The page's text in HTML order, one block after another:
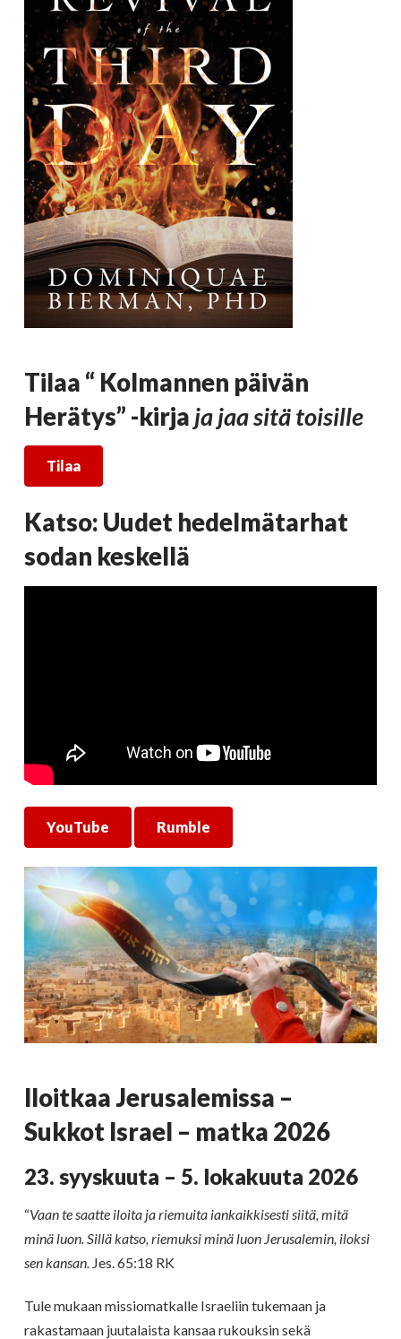
Tilaa “ Kolmannen päivän
Herätys” -kirja ja jaa sitä toisille
Tilaa
Katso: Uudet hedelmätarhat
sodan keskellä
YouTube Rumble
Iloitkaa Jerusalemissa –
Sukkot Israel – matka 2026
23. syyskuuta – 5. lokakuuta 2026
“Vaan te saatte iloita ja riemuita iankaikkisesti siitä, mitä
minä luon. Sillä katso, riemuksi minä luon Jerusalemin, iloksi
sen kansan. Jes. 65:18 RK
Tule mukaan missiomatkalle Israeliin tukemaan ja
rakastamaan juutalaista kansaa rukouksin sekä